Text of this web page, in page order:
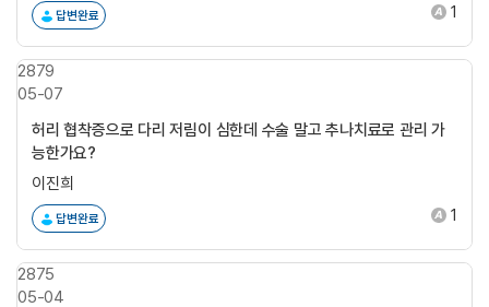
답변완료 1
허리 협착증으로 다리 저림이 심한데 수술 말고 추나치료로 관리 가
능한가요?
이진희
답변완료 1
2879
05-07
2875
05-04